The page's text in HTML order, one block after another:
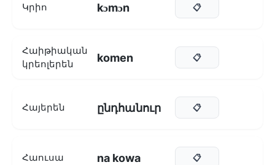
Կրիո kɔmɔn 📋
Հաիթիական
կրեոլերեն
komen 📋
Հայերեն ընդհանուր 📋
Հաուսա na kowa 📋